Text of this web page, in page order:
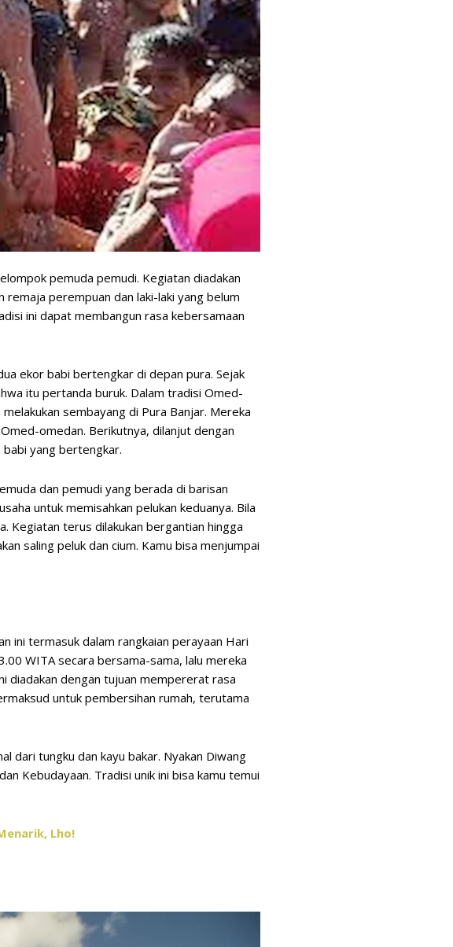
pemuda pemudi. Kegiatan diadakan
perempuan dan laki-laki yang belum
ini dapat membangun rasa kebersamaan
ekor babi bertengkar di depan pura. Sejak
itu pertanda buruk. Dalam tradisi Omed-
sembayang di Pura Banjar. Mereka
omedan. Berikutnya, dilanjut dengan
yang bertengkar.
dan pemudi yang berada di barisan
untuk memisahkan pelukan keduanya. Bila
Kegiatan terus dilakukan bergantian hingga
saling peluk dan cium. Kamu bisa menjumpai
ini termasuk dalam rangkaian perayaan Hari
WITA secara bersama-sama, lalu mereka
diadakan dengan tujuan mempererat rasa
untuk pembersihan rumah, terutama
dari tungku dan kayu bakar. Nyakan Diwang
Kebudayaan. Tradisi unik ini bisa kamu temui
Lho!